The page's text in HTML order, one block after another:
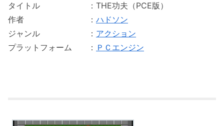
タイトル ：THE功夫（PCE版）
作者 ： ハドソン
ジャンル ： アクション
プラットフォーム ： ＰＣエンジン